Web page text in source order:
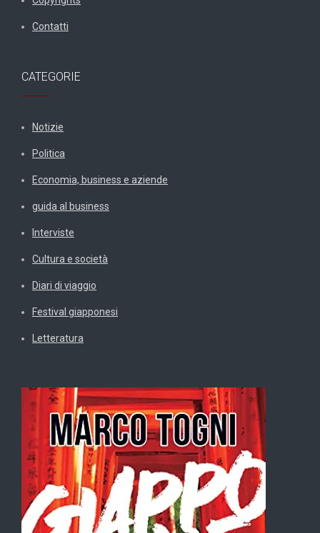
Contatti
CATEGORIE
Notizie
Politica
Economia, business e aziende
guida al business
Interviste
Cultura e società
Diari di viaggio
Festival giapponesi
Letteratura